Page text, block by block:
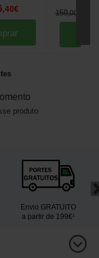
,40€ 159,00
produto
Envio GRATUITO
a partir de 199€¹